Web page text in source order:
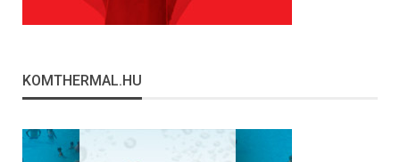
KOMTHERMAL.HU